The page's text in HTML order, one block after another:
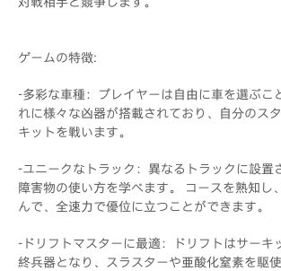
ゲームの特徴:
-多彩な車種：プレイヤーは自由に車を選ぶこ
れに様々な凶器が搭載されており、自分のス
キットを戦います。
-ユニークなトラック：異なるトラックに設置
障害物の使い方を学べます。 コースを熟知し
んで、全速力で優位に立つことができます。
-ドリフトマスターに最適：ドリフトはサーキ
終兵器となり、スラスターや亜酸化窒素を駆